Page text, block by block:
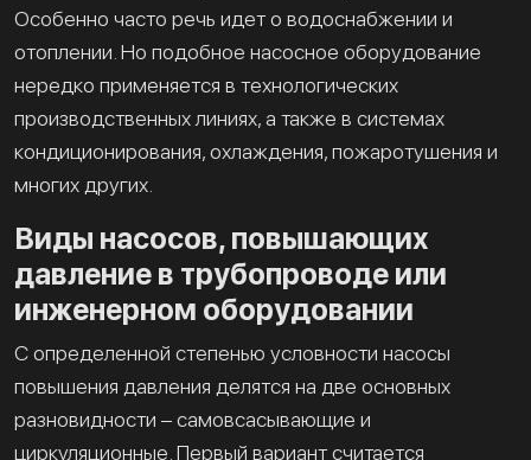
Особенно часто речь идет о водоснабжении и
отоплении. Но подобное насосное оборудование
нередко применяется в технологических
производственных линиях, а также в системах
кондиционирования, охлаждения, пожаротушения и
многих других.
Виды насосов, повышающих
давление в трубопроводе или
инженерном оборудовании
С определенной степенью условности насосы
повышения давления делятся на две основных
разновидности – самовсасывающие и
циркуляционные. Первый вариант считается